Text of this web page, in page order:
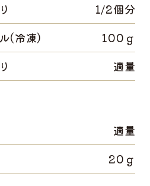
1/2個分
(冷凍)
100ｇ
適量
適量
20ｇ